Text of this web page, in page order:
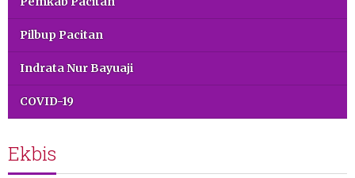
Pilbup Pacitan
Indrata Nur Bayuaji
COVID-19
Ekbis